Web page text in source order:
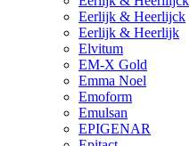
Eerlijk & Heerlijck
Eerlijk & Heerlijk
Elvitum
EM-X Gold
Emma Noel
Emoform
Emulsan
EPIGENAR